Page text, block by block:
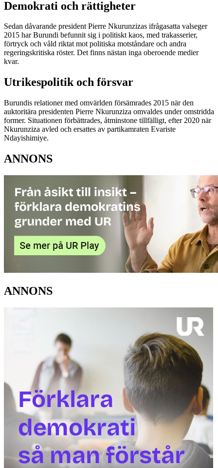
Demokrati och rättigheter
Sedan dåvarande president Pierre Nkurunzizas ifrågasatta valseger
2015 har Burundi befunnit sig i politiskt kaos, med trakasserier,
förtryck och våld riktat mot politiska motståndare och andra
regeringskritiska röster. Det finns nästan inga oberoende medier
kvar.
Utrikespolitik och försvar
Burundis relationer med omvärlden försämrades 2015 när den
auktoritära presidenten Pierre Nkurunziza omvaldes under omstridda
former. Situationen förbättrades, åtminstone tillfälligt, efter 2020 när
Nkurunziza avled och ersattes av partikamraten Evariste
Ndayishimiye.
ANNONS
ANNONS